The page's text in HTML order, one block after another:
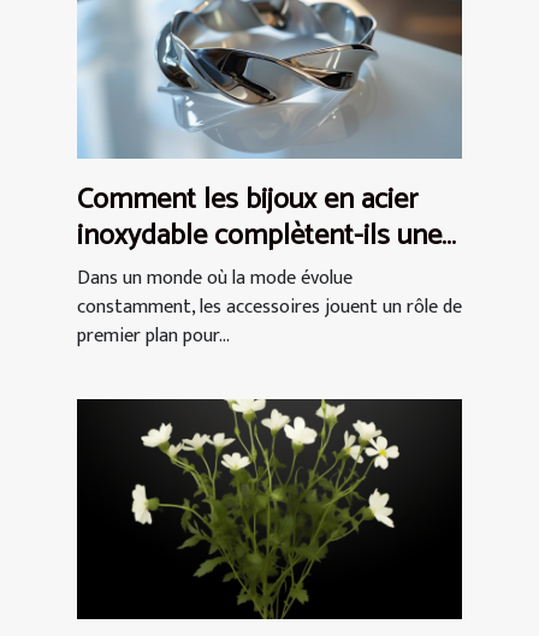
Comment les bijoux en acier
inoxydable complètent-ils une
tenue ?
Dans un monde où la mode évolue
constamment, les accessoires jouent un rôle de
premier plan pour...